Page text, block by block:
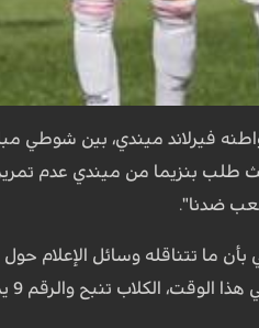
فيرلاند ميندي، بين شوطي
طلب بنزيما من ميندي عدم
ضدنا".
ما تتناقله وسائل الإعلام
إشارة إلى رقم القميص الذي يرتديه في الريال.